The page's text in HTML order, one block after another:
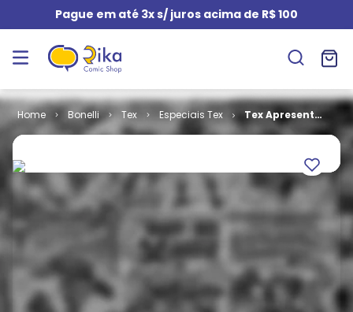
Pague em até 3x s/ juros acima de R$ 100
Bonelli Tex Especiais Tex
Tex Apresenta
- Um Rapaz no
Italiano)